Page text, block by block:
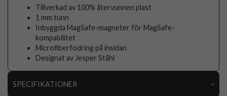
Tillverkad av 100% återvunnen plast
1 mm tunn
Inbyggda MagSafe-magneter för MagSafe-
kompabilitet
Microfiberfodring på insidan
Designat av Jesper Ståhl
SPECIFIKATIONER